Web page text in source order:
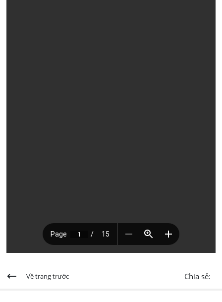
Về trang trước Chia sẻ: